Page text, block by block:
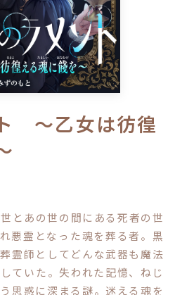
ックガルド
ミッククリエ
リキューレ
ックパルフェ
～乙女は彷徨
世とあの世の間にある死者の世
悪霊となった魂を葬る者。黒
霊師としてどんな武器も魔法
ていた。失われた記憶、ねじ
思惑に深まる謎。迷える魂を